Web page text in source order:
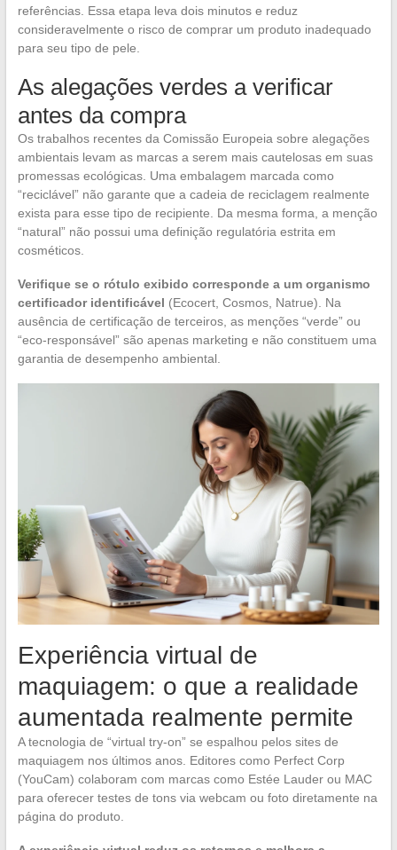
referências. Essa etapa leva dois minutos e reduz
consideravelmente o risco de comprar um produto inadequado
para seu tipo de pele.
As alegações verdes a verificar
antes da compra
Os trabalhos recentes da Comissão Europeia sobre alegações
ambientais levam as marcas a serem mais cautelosas em suas
promessas ecológicas. Uma embalagem marcada como
“reciclável” não garante que a cadeia de reciclagem realmente
exista para esse tipo de recipiente. Da mesma forma, a menção
“natural” não possui uma definição regulatória estrita em
cosméticos.
Verifique se o rótulo exibido corresponde a um organismo
certificador identificável (Ecocert, Cosmos, Natrue). Na
ausência de certificação de terceiros, as menções “verde” ou
“eco-responsável” são apenas marketing e não constituem uma
garantia de desempenho ambiental.
Experiência virtual de
maquiagem: o que a realidade
aumentada realmente permite
A tecnologia de “virtual try-on” se espalhou pelos sites de
maquiagem nos últimos anos. Editores como Perfect Corp
(YouCam) colaboram com marcas como Estée Lauder ou MAC
para oferecer testes de tons via webcam ou foto diretamente na
página do produto.